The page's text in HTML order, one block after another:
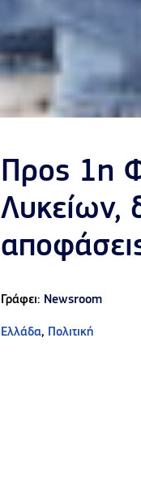
Προς 1η
Λυκείων,
Γράφει: Newsroom
Ελλάδα, Πολιτική